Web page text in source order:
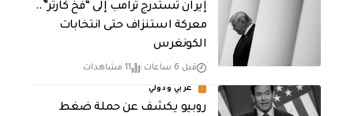
إيران تستدرج ترامب إلى “فخ كارتر”..
معركة استنزاف حتى انتخابات
الكونغرس
قبل 6 ساعات 11 مشاهدات
عربي ودولي
روبيو يكشف عن حملة ضغط